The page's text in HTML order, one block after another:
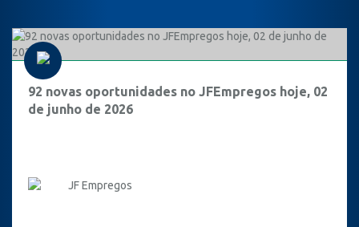
92 novas oportunidades no JFEmpregos hoje, 02
de junho de 2026
JF Empregos